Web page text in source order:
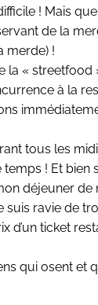
difficile ! Mais
de la
merde) !
la «
à la
tous les
temps ! Et
déjeuner
suis ravie de
d’un ticket
qui osent et